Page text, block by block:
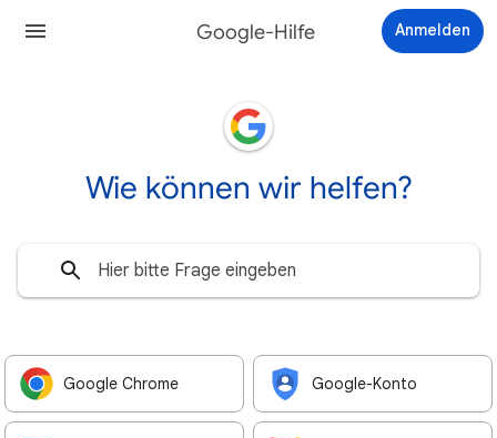
Google-Hilfe Anmelden
Wie können wir helfen?
Google Chrome Google-Konto